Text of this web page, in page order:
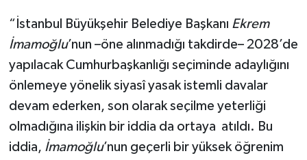
“İstanbul Büyükşehir Belediye Başkanı Ekrem
İmamoğlu’nun –öne alınmadığı takdirde– 2028’de
yapılacak Cumhurbaşkanlığı seçiminde adaylığını
önlemeye yönelik siyasî yasak istemli davalar
devam ederken, son olarak seçilme yeterliği
olmadığına ilişkin bir iddia da ortaya atıldı. Bu
iddia, İmamoğlu’nun geçerli bir yüksek öğrenim